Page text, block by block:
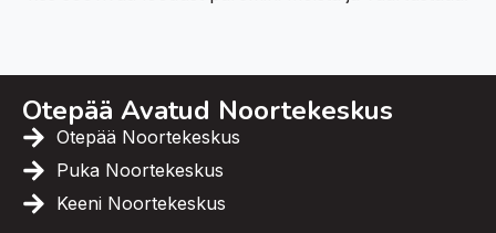
Otepää Avatud Noortekeskus
Otepää Noortekeskus
Puka Noortekeskus
Keeni Noortekeskus